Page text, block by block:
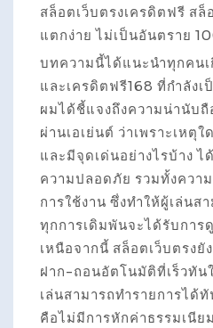
สล็อตเว็บตรงเครดิตฟรี สล็
แตกง่าย ไม่เป็นอันตราย
บทความนี้ได้แนะนำทุกคนเ
และเครดิตฟรี168 ที่กำลัง
ผมได้ชี้แจงถึงความน่านับถื
ผ่านเอเย่นต์ ว่าเพราะเหตุ
และมีจุดเด่นอย่างไรบ้าง ไ
ความปลอดภัย รวมทั้งควา
การใช้งาน ซึ่งทำให้ผู้เล่นส
ทุกการเดิมพันจะได้รับการ
เหนือจากนี้ สล็อตเว็บตรงยั
ฝาก-ถอนอัตโนมัติที่เร็วทัน
เล่นสามารถทำรายการได้
คือไม่มีการหักค่าธรรมเนีย